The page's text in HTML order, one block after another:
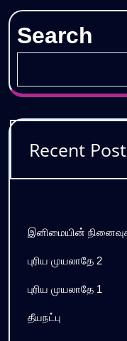
Search
Recent
இனிமையின்
புரிய முயலாதே 2
புரிய முயலாதே 1
தீயநட்பு